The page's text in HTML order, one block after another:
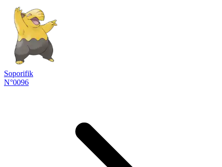
Soporifik
N°0096